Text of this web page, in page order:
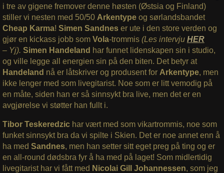
i tre av gigene fremover denne høsten (Østsia og Finland)
stiller vi nesten med 50/50 Arkentypeog sørlandsbandet
Cheap Karma! Simen Sandnes er ute i den store verden og
gjør en kickass jobb som Vola-trommis (Les intervju HER
– Yj). Simen Handeland har funnet lidenskapen sin i studio,
og ville legge all energien sin på den biten. Det betyr at
Handeland nå er låtskriver og produsent for Arkentype, men
ikke lenger med som livegitarist. Noe som er litt vemodig på
en måte, siden han er så sinnsykt bra live, men det er en
avgjørelse vi støtter han fullt i.
Tibor Teskeredzic har vært med som vikartrommis, noe som
funket sinnsykt bra da vi spilte i Skien. Det er noe annet enn å
ha med Sandnes, men han setter sitt eget preg på ting og er
en all-round dødsbra fyr å ha med på laget! Som midlertidig
livegitarist har vi fått med Nicolai Gill Johannessen, som jeg